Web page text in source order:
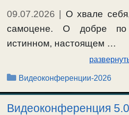
09.07.2026 | О хвале
самоцене. О добре
истинном, настоящем …
Рубрики
Видеоконференции-2026
Видеоконференция